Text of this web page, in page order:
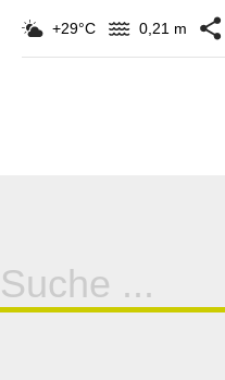
+29°C 0,21 m
Suche
für: